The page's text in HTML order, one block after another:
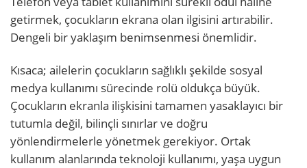
getirmek, çocukların ekrana olan ilgisini artırabilir.
Dengeli bir yaklaşım benimsenmesi önemlidir.
Kısaca; ailelerin çocukların sağlıklı şekilde sosyal
medya kullanımı sürecinde rolü oldukça büyük.
Çocukların ekranla ilişkisini tamamen yasaklayıcı bir
tutumla değil, bilinçli sınırlar ve doğru
yönlendirmelerle yönetmek gerekiyor. Ortak
kullanım alanlarında teknoloji kullanımı, yaşa uygun